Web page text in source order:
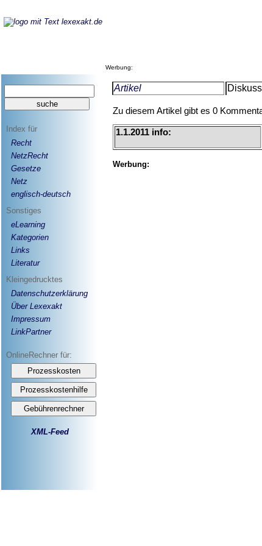
Werbung:
Index für
Recht
NetzRecht
Gesetze
Netz
englisch-deutsch
Sonstiges
eLearning
Kategorien
Links
Literatur
Kleingedrucktes
Datenschutzerklärung
Über Lexexakt
Impressum
LinkPartner
OnlineRechner für:
XML-Feed
Artikel
Zu diesem Artikel gibt es 0
1.1.2011 info:
Werbung: